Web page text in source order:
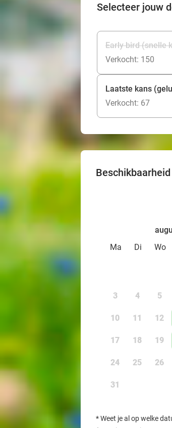
Selecteer jouw
Early bird (snelle
Verkocht: 150
Laatste kans
Verkocht: 67
Beschikbaarheid
Ma
Di Wo
3 4 5
10 11 12
17 18 19
24 25 26
31
*Weet je al op welke